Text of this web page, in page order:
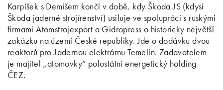
Karpíšek s Demišem končí v době, kdy Škoda JS (kdysi
Škoda jaderné strojírenství) usiluje ve spolupráci s ruskými
firmami Atomstrojexport a Gidropress o historicky největší
zakázku na území České republiky. Jde o dodávku dvou
reaktorů pro Jadernou elektrárnu Temelín. Zadavatelem
je majitel „atomovky“ polostátní energetický holding
ČEZ.